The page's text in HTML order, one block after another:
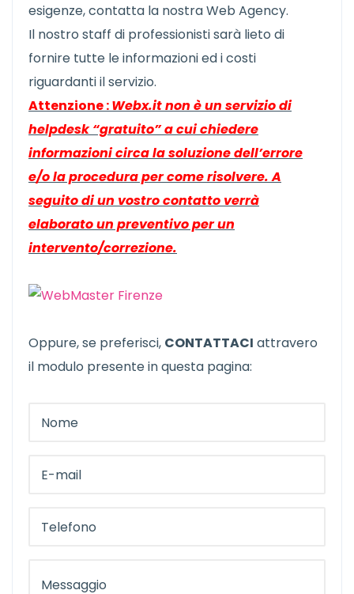
esigenze, contatta la nostra Web Agency.
Il nostro staff di professionisti sarà lieto di
fornire tutte le informazioni ed i costi
riguardanti il servizio.
Attenzione :Webx.it non è un servizio di
helpdesk “gratuito” a cui chiedere
informazioni circa la soluzione dell’errore
e/o la procedura per come risolvere. A
seguito di un vostro contatto verrà
elaborato un preventivo per un
intervento/correzione.
Oppure, se preferisci, CONTATTACI attravero
il modulo presente in questa pagina: